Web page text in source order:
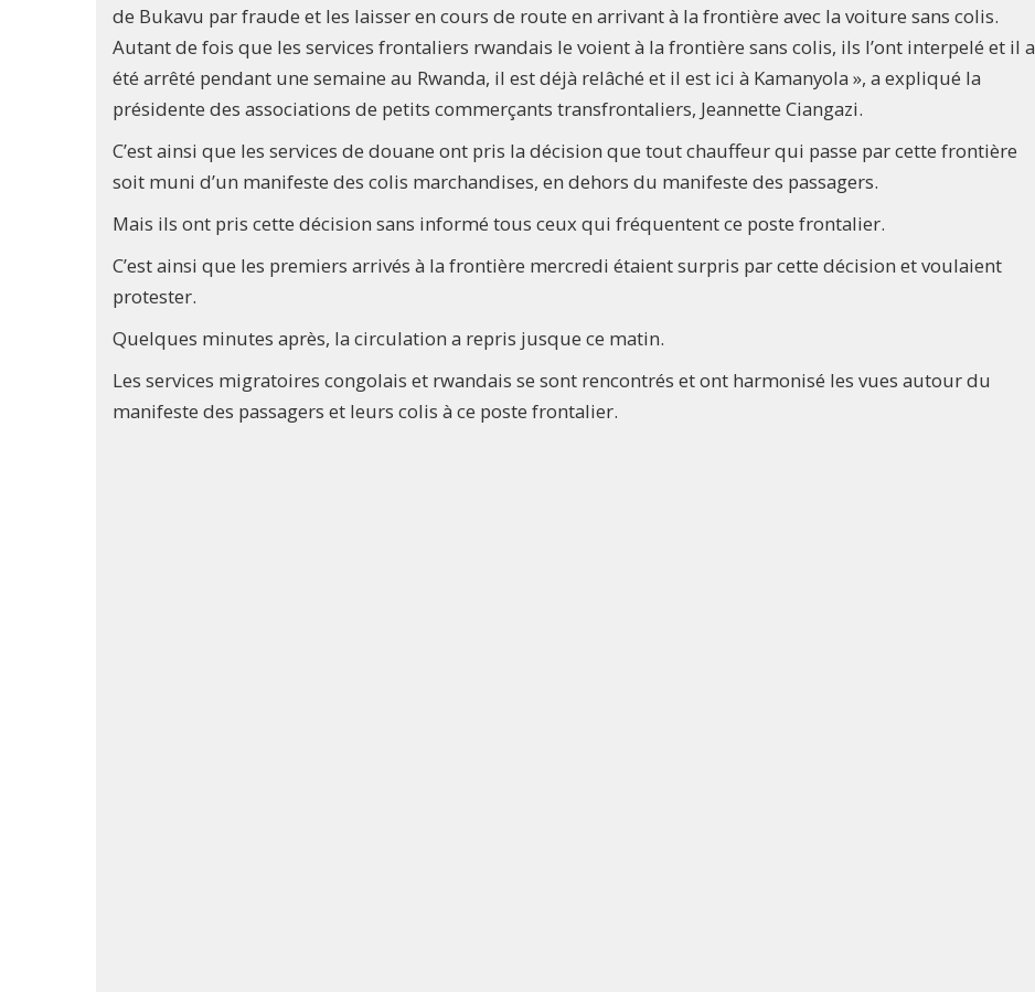
de Bukavu par fraude et les laisser en cours de route en arrivant à la frontière avec la voiture sans colis.
Autant de fois que les services frontaliers rwandais le voient à la frontière sans colis, ils l’ont interpelé et il a
été arrêté pendant une semaine au Rwanda, il est déjà relâché et il est ici à Kamanyola », a expliqué la
présidente des associations de petits commerçants transfrontaliers, Jeannette Ciangazi.
C’est ainsi que les services de douane ont pris la décision que tout chauffeur qui passe par cette frontière
soit muni d’un manifeste des colis marchandises, en dehors du manifeste des passagers.
Mais ils ont pris cette décision sans informé tous ceux qui fréquentent ce poste frontalier.
C’est ainsi que les premiers arrivés à la frontière mercredi étaient surpris par cette décision et voulaient
protester.
Quelques minutes après, la circulation a repris jusque ce matin.
Les services migratoires congolais et rwandais se sont rencontrés et ont harmonisé les vues autour du
manifeste des passagers et leurs colis à ce poste frontalier.